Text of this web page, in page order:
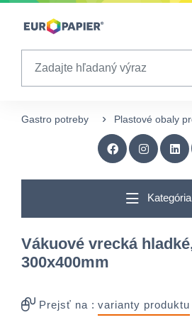
Table Of Content
Doplnkové produkty
Zaujímavé produkty pre Vás
Gastro potreby Plastové obaly
Kategória
Vákuové vrecká
300x400mm
Prejsť na : varianty produktu